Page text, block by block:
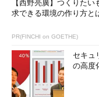
Nmapリファレ
http://
output.html
6.そのほかのオプショ
【西野亮廣】つくりたい
求できる環境の作り方と
PR(FINCHI on GOETHE)
セキュ
の高度